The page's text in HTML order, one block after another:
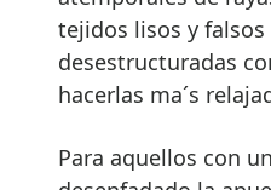
tejidos lisos y
desestructuradas
hacerlas ma´s
Para aquellos con